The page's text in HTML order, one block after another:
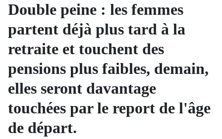
Double peine : les femmes
partent déjà plus tard à la
retraite et touchent des
pensions plus faibles, demain,
elles seront davantage
touchées par le report de l'âge
de départ.